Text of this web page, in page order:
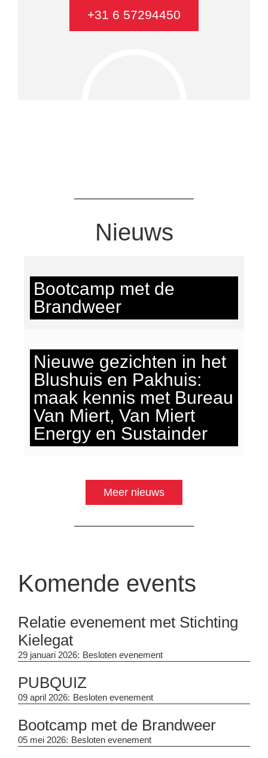
+31 6 57294450
Nieuws
Bootcamp met de
Brandweer
Nieuwe gezichten in het
Blushuis en Pakhuis:
maak kennis met Bureau
Van Miert, Van Miert
Energy en Sustainder
Meer nieuws
Komende events
Relatie evenement met Stichting
Kielegat
29 januari 2026: Besloten evenement
PUBQUIZ
09 april 2026: Besloten evenement
Bootcamp met de Brandweer
05 mei 2026: Besloten evenement